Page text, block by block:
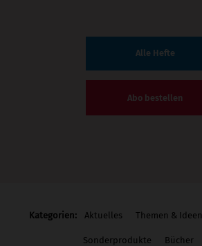
Alle Hefte
Abo bestellen
Kategorien: Aktuelles Themen & Ideen
Sonderprodukte Bücher